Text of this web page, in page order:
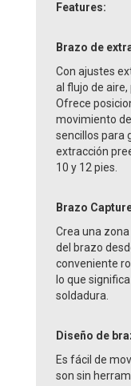
Features:
Brazo de
Con ajustes
al flujo de
Ofrece
movimiento
sencillos para
extracción
10 y 12 pies.
Brazo
Crea una
del brazo
conveniente
lo que
soldadura.
Diseño de
Es fácil de
son sin